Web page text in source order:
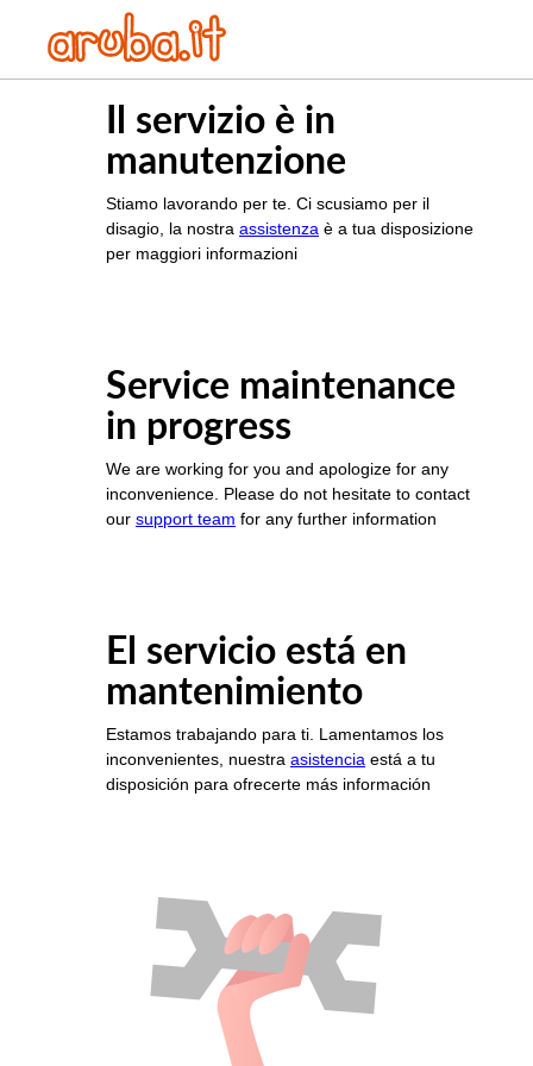
Il servizio è in
manutenzione
Stiamo lavorando per te. Ci scusiamo per il
disagio, la nostra assistenza è a tua disposizione
per maggiori informazioni
Service maintenance
in progress
We are working for you and apologize for any
inconvenience. Please do not hesitate to contact
our support team for any further information
El servicio está en
mantenimiento
Estamos trabajando para ti. Lamentamos los
inconvenientes, nuestra asistencia está a tu
disposición para ofrecerte más información